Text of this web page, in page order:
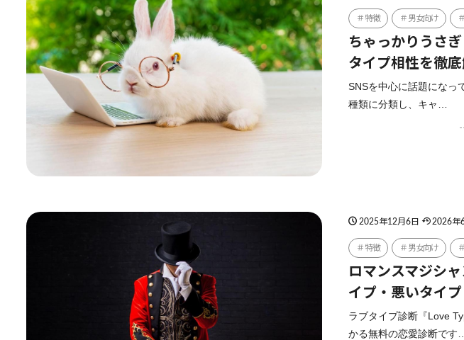
特徴 男女向け
ちゃっかりうさ
タイプ相性を徹
SNSを中心に話題になっ
種類に分類し、キャ…
2025年12月6日 2026年
特徴 男女向け
ロマンスマジシ
イプ・悪いタイ
ラブタイプ診断『Love
かる無料の恋愛診断です…